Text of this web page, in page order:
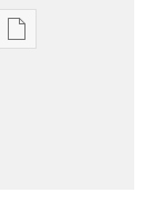
Mukete